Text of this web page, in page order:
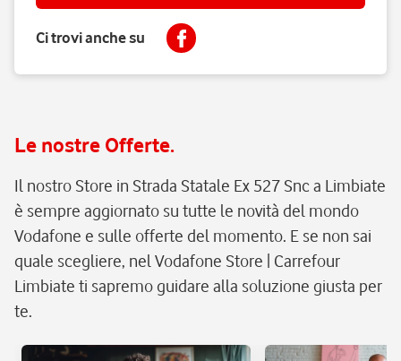
Ci trovi anche su
Le nostre Offerte.
Il nostro Store in Strada Statale Ex 527 Snc a Limbiate
è sempre aggiornato su tutte le novità del mondo
Vodafone e sulle offerte del momento. E se non sai
quale scegliere, nel Vodafone Store | Carrefour
Limbiate ti sapremo guidare alla soluzione giusta per
te.